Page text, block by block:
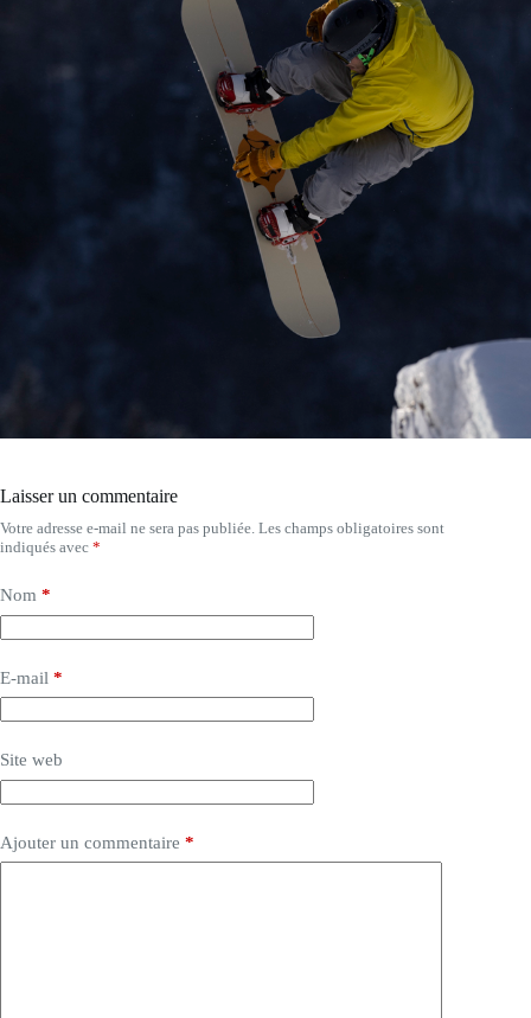
Laisser un commentaire
Votre adresse e-mail ne sera pas publiée. Les champs obligatoires sont
indiqués avec *
Nom *
E-mail *
Site web
Ajouter un commentaire *